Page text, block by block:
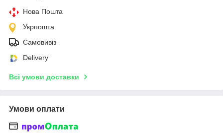
Нова Пошта
Укрпошта
Самовивіз
Delivery
Всі умови доставки
Умови оплати